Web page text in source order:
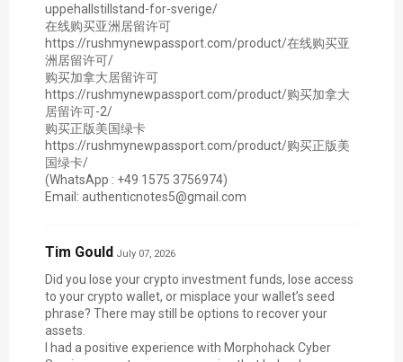
uppehallstillstand-for-sverige/
在线购买亚洲居留许可
https://rushmynewpassport.com/product/在线购买亚
洲居留许可/
购买加拿大居留许可
https://rushmynewpassport.com/product/购买加拿大
居留许可-2/
购买正版美国绿卡
https://rushmynewpassport.com/product/购买正版美
国绿卡/
(WhatsApp : +49 1575 3756974)
Email: authenticnotes5@gmail.com
Tim Gould July 07, 2026
Did you lose your crypto investment funds, lose access
to your crypto wallet, or misplace your wallet’s seed
phrase? There may still be options to recover your
assets.
I had a positive experience with Morphohack Cyber